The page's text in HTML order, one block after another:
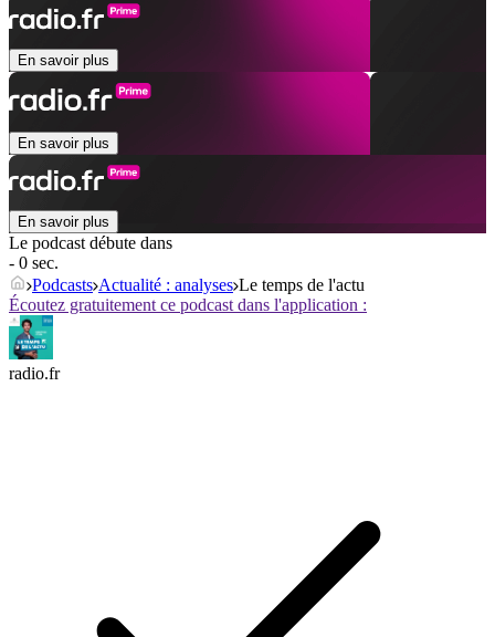
En savoir plus
En savoir plus
En savoir plus
Le podcast débute dans
- 0 sec.
Podcasts Actualité : analyses Le temps de l'actu
Écoutez gratuitement ce podcast dans l'application :
radio.fr